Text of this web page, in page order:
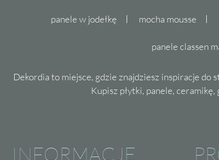
panele w jodełkę mocha mousse
panele classen
Dekordia to miejsce, gdzie znajdziesz inspiracje do
Kupisz płytki, panele,
INFORMACJE